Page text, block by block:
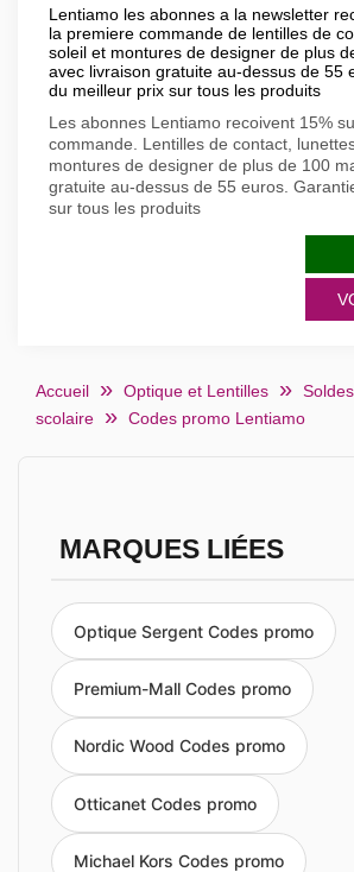
Lentiamo les abonnes a la newsletter
la premiere commande de lentilles de
soleil et montures de designer de plus
avec livraison gratuite au-dessus de 55
du meilleur prix sur tous les produits
Les abonnes Lentiamo recoivent 15%
commande. Lentilles de contact,
montures de designer de plus de 100
gratuite au-dessus de 55 euros.
sur tous les produits
Accueil Optique et Lentilles
scolaire
Codes promo Lentiamo
MARQUES LIÉES
Optique Sergent Codes promo
Premium-Mall Codes promo
Nordic Wood Codes promo
Otticanet Codes promo
Michael Kors Codes promo